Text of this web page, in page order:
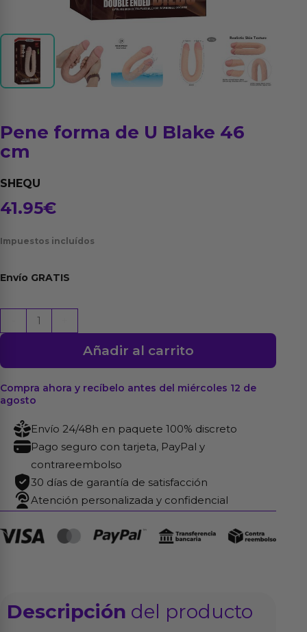
Pene forma de U Blake 46
cm
SHEQU
41.95€
Impuestos incluídos
Envío GRATIS
forma
U
Blake
46
cm
cantidad
Añadir al carrito
Compra ahora y recíbelo antes del miércoles 12 de
agosto
Envío 24/48h en paquete 100% discreto
Pago seguro con tarjeta, PayPal y
contrareembolso
30 días de garantía de satisfacción
Atención personalizada y confidencial
Descripción del producto